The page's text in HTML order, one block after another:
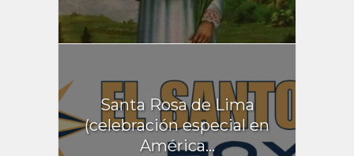
Santa Rosa de Lima
(celebración especial en
América...